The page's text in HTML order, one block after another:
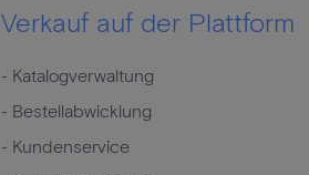
Verkauf auf der Plattform
- Katalogverwaltung
- Bestellabwicklung
- Kundenservice